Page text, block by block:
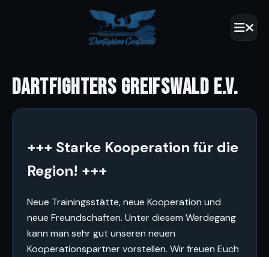
DARTFIGHTERS GREIFSWALD E.V.
+++ Starke Kooperation für die
Region! +++
Neue Trainingsstätte, neue Kooperation und
neue Freundschaften. Unter diesem Werdegang
kann man sehr gut unseren neuen
Kooperationspartner vorstellen. Wir freuen Euch